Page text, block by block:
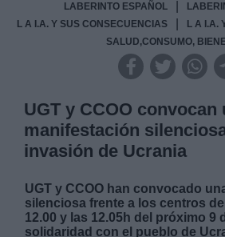
LABERINTO ESPAÑOL
L A I.A. Y SUS CONSECUENCIAS L A I.A.
SALUD,CONSUMO,
UGT y CCOO convocan
manifestación
invasión de Ucrania
UGT y CCOO han convocado
silenciosa frente a los centros
12.00 y las 12.05h del próximo 9
solidaridad con el pueblo de
Legitimación:
Destinatarios: